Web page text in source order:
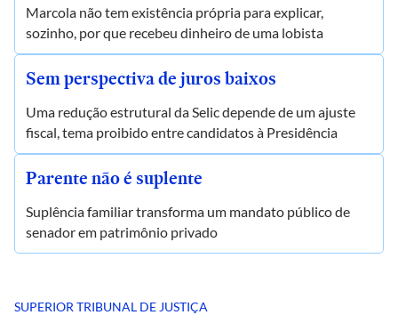
Marcola não tem existência própria para explicar,
sozinho, por que recebeu dinheiro de uma lobista
Sem perspectiva de juros baixos
Uma redução estrutural da Selic depende de um ajuste
fiscal, tema proibido entre candidatos à Presidência
Parente não é suplente
Suplência familiar transforma um mandato público de
senador em patrimônio privado
SUPERIOR TRIBUNAL DE JUSTIÇA